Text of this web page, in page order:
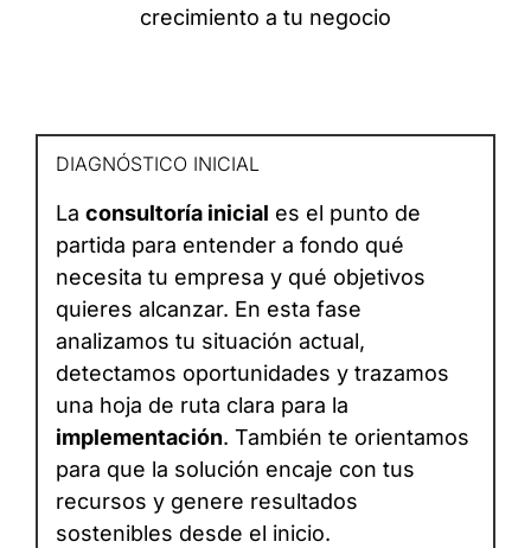
crecimiento a tu negocio
DIAGNÓSTICO INICIAL
La consultoría inicial es el punto de
partida para entender a fondo qué
necesita tu empresa y qué objetivos
quieres alcanzar. En esta fase
analizamos tu situación actual,
detectamos oportunidades y trazamos
una hoja de ruta clara para la
implementación. También te orientamos
para que la solución encaje con tus
recursos y genere resultados
sostenibles desde el inicio.